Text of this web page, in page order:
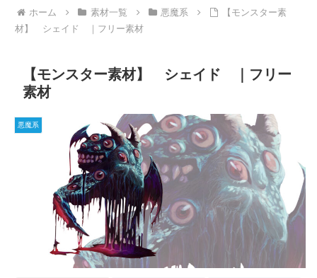
ホーム 素材一覧 悪魔系
【モンスター素
材】 シェイド ｜フリー素材
【モンスター素材】 シェイド ｜フリー
素材
悪魔系